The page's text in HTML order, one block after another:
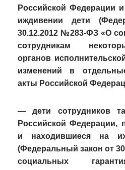
Российской Федерации
иждивении дети
30.12.2012 №283-ФЗ «О
сотрудникам
органов
изменений в
акты Российской
— дети сотрудников
Российской Федерации,
и находившиеся на
(Федеральный закон от
социальных